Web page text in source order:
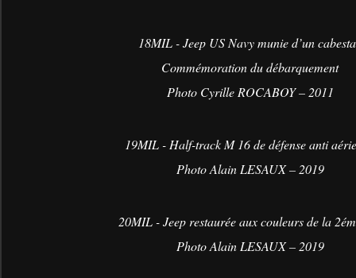
18MIL - Jeep US Navy munie d’un
Commémoration du débarquement
Photo Cyrille ROCABOY – 2011
19MIL - Half-track M 16 de défense anti
Photo Alain LESAUX – 2019
20MIL - Jeep restaurée aux couleurs de la
Photo Alain LESAUX – 2019